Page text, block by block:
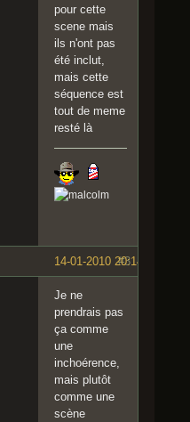
pour cette
scene mais
ils n'ont pas
été inclut,
mais cette
séquence est
tout de meme
resté là
#3
14-01-2010 20:14:32
Je ne
prendrais pas
ça comme
une
inchoérence,
mais plutôt
comme une
scène